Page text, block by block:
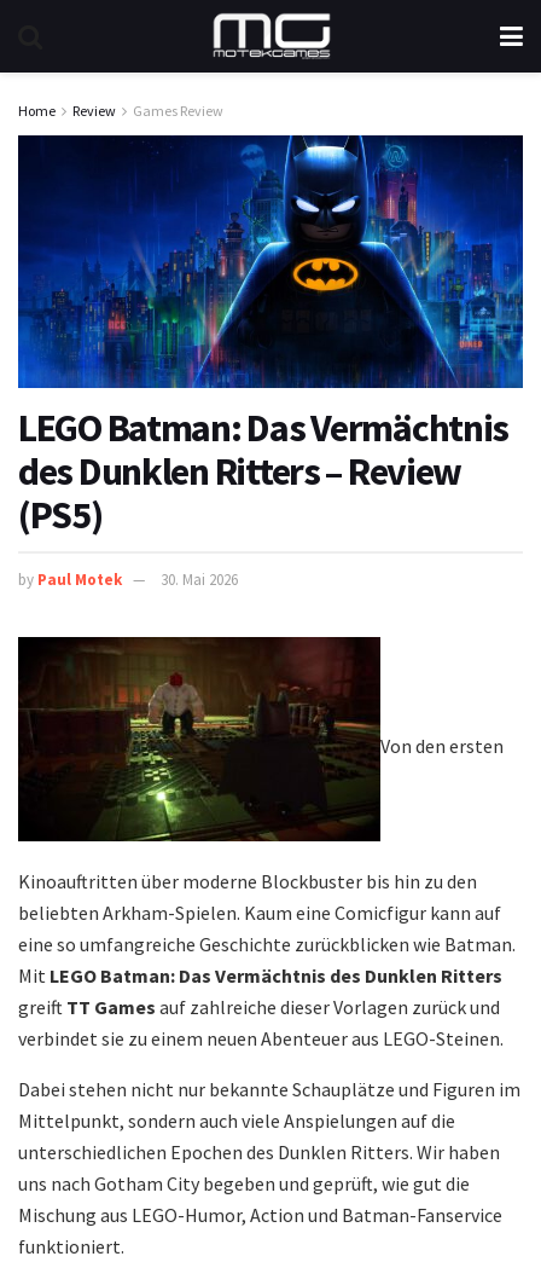
Home Review Games Review
LEGO Batman: Das Vermächtnis
des Dunklen Ritters – Review
(PS5)
by Paul Motek 30. Mai 2026
Von den ersten
Kinoauftritten über moderne Blockbuster bis hin zu den
beliebten Arkham-Spielen. Kaum eine Comicfigur kann auf
eine so umfangreiche Geschichte zurückblicken wie Batman.
Mit LEGO Batman: Das Vermächtnis des Dunklen Ritters
greift TT Games auf zahlreiche dieser Vorlagen zurück und
verbindet sie zu einem neuen Abenteuer aus LEGO-Steinen.
Dabei stehen nicht nur bekannte Schauplätze und Figuren im
Mittelpunkt, sondern auch viele Anspielungen auf die
unterschiedlichen Epochen des Dunklen Ritters. Wir haben
uns nach Gotham City begeben und geprüft, wie gut die
Mischung aus LEGO-Humor, Action und Batman-Fanservice
funktioniert.